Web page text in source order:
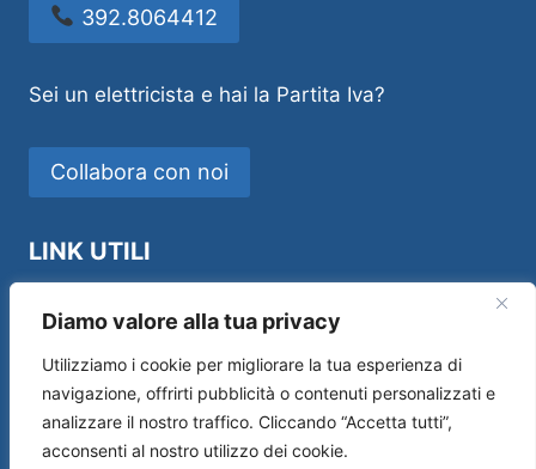
Diamo valore alla tua privacy
Utilizziamo i cookie per migliorare la tua esperienza di
navigazione, offrirti pubblicità o contenuti personalizzati e
analizzare il nostro traffico. Cliccando “Accetta tutti”,
acconsenti al nostro utilizzo dei cookie.
392.8064412
Sei un elettricista e hai la Partita Iva?
Collabora con noi
LINK UTILI
Sos House Multiservice di Andrea Manfredi –
P.IVA 01554690519 –Privacy Policy